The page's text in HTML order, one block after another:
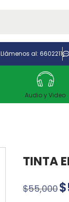
Llámenos al: 6602211
Audio y Video
TINTA
$55,000$